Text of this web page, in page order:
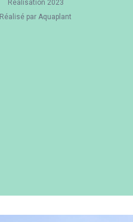
Réalisation 2023
Réalisé par Aquaplant